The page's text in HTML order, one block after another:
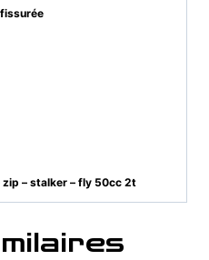
zip – stalker – fly 50cc 2t